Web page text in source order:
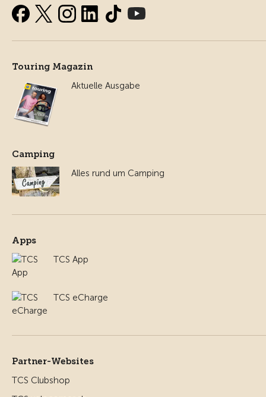
Touring Magazin
Aktuelle Ausgabe
Camping
Alles rund um Camping
Apps
TCS App
TCS eCharge
Partner-Websites
TCS Clubshop